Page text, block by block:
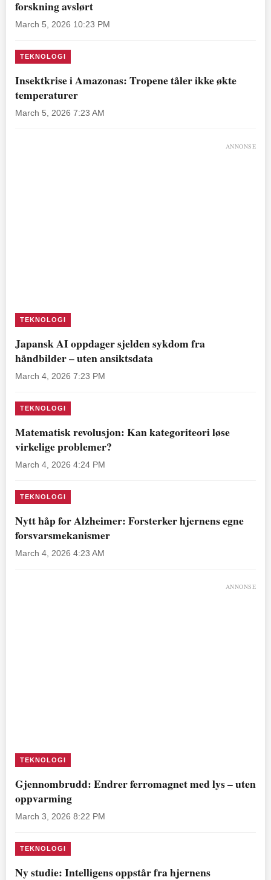
forskning avslørt
March 5, 2026 10:23 PM
TEKNOLOGI
Insektkrise i Amazonas: Tropene tåler ikke økte
temperaturer
March 5, 2026 7:23 AM
ANNONSE
TEKNOLOGI
Japansk AI oppdager sjelden sykdom fra
håndbilder – uten ansiktsdata
March 4, 2026 7:23 PM
TEKNOLOGI
Matematisk revolusjon: Kan kategoriteori løse
virkelige problemer?
March 4, 2026 4:24 PM
TEKNOLOGI
Nytt håp for Alzheimer: Forsterker hjernens egne
forsvarsmekanismer
March 4, 2026 4:23 AM
ANNONSE
TEKNOLOGI
Gjennombrudd: Endrer ferromagnet med lys – uten
oppvarming
March 3, 2026 8:22 PM
TEKNOLOGI
Ny studie: Intelligens oppstår fra hjernens